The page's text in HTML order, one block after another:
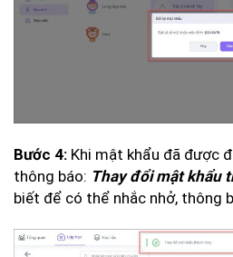
Bước 4: Khi mật khẩu đã được
thông báo: Thay đổi mật khẩu
biết để có thể nhắc nhở, thông